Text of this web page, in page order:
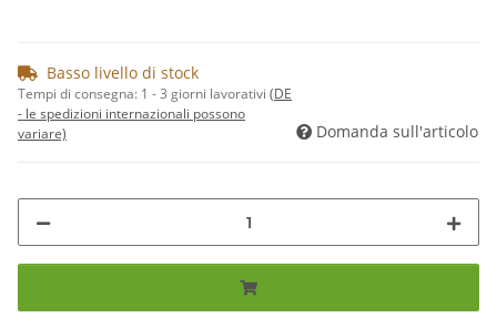
Basso livello di stock
Tempi di consegna: 1 - 3 giorni lavorativi (DE
- le spedizioni internazionali possono
variare)
Domanda sull'articolo